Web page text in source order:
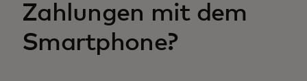
Zahlungen mit dem
Smartphone?‎